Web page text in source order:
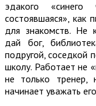
эдакого
состоявшаяся», как
для знакомств. Не
дай бог,
подругой, соседкой
школу. Работает не
не только тренер,
начинает уважать